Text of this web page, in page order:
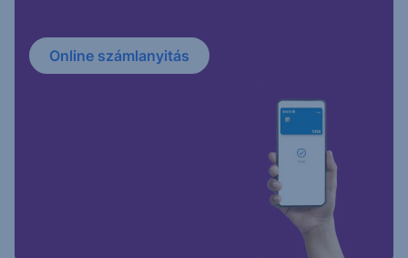
Online számlanyitás